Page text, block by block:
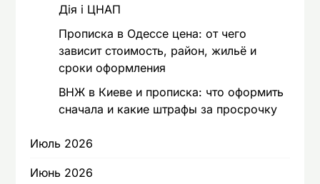
Дія і ЦНАП
Прописка в Одессе цена: от чего
зависит стоимость, район, жильё и
сроки оформления
ВНЖ в Киеве и прописка: что оформить
сначала и какие штрафы за просрочку
Июль 2026
Июнь 2026